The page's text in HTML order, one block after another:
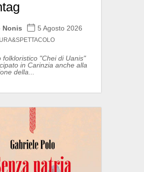
Nonis 5 Agosto 2026
folkloristico "Chei di Uanis"
in Carinzia anche alla
della...